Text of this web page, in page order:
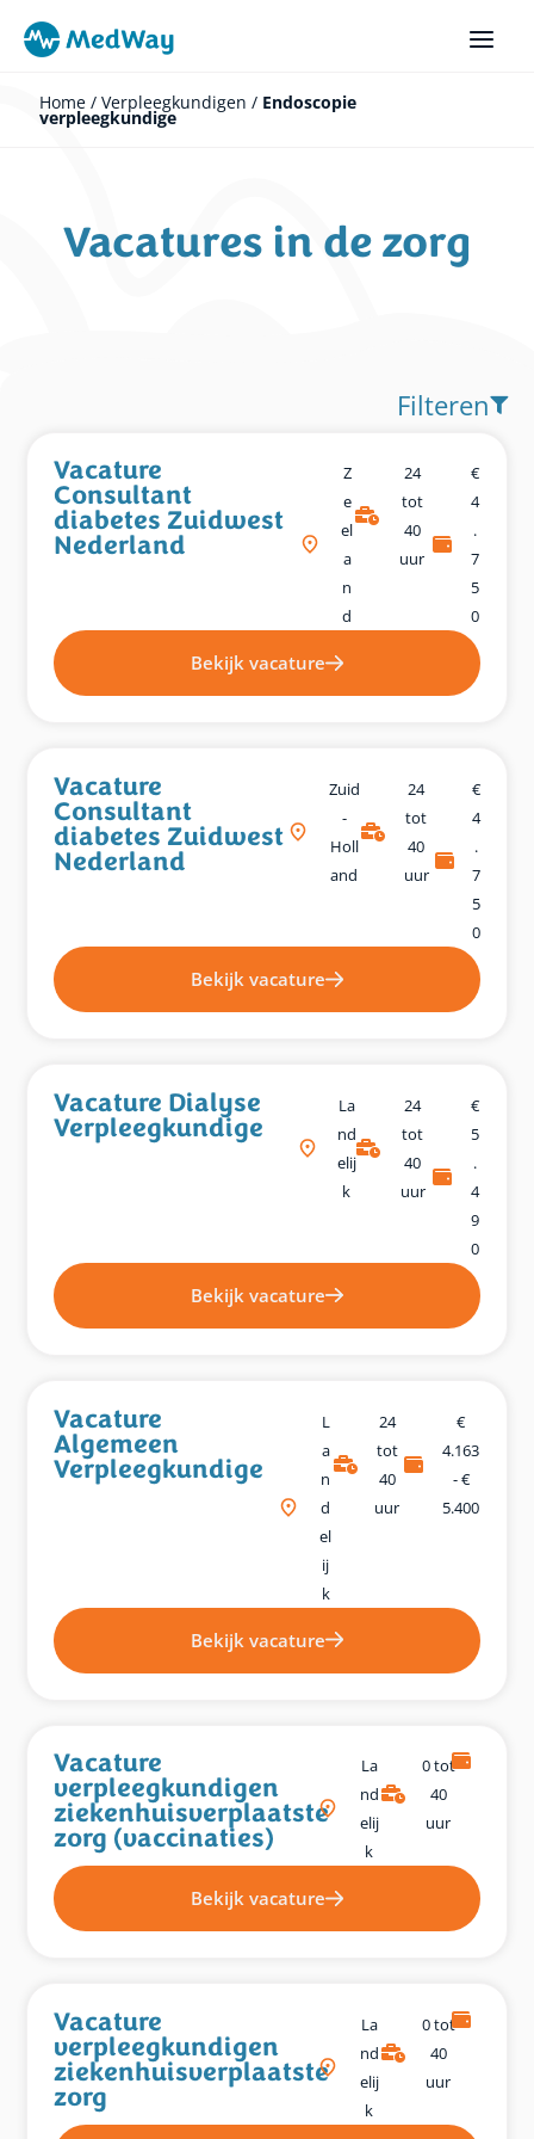
naar
inhoudHome/ Verpleegkundigen / Endoscopie
verpleegkundige
Vacatures in de zorg
Filteren
Vacature
Consultant
diabetes Zuidwest
Nederland
Z
E
El
A
N
D
24
tot
40
uur
€
4
.
7
5
0
Bekijk vacature
Vacature
Consultant
diabetes Zuidwest
Nederland
Zuid
-
Holl
And
24
tot
40
uur
€
4
.
7
5
0
Bekijk vacature
Vacature Dialyse
Verpleegkundige
La
Nd
Elij
K
24
tot
40
uur
€
5
.
4
9
0
Bekijk vacature
Vacature
Algemeen
Verpleegkundige
L
A
N
D
El
Ij
K
24
tot
40
uur
€
4.163
- €
5.400
Bekijk vacature
Vacature
verpleegkundigen
ziekenhuisverplaatste
zorg (vaccinaties)
La
Nd
Elij
K
0 tot
40
uur
Bekijk vacature
Vacature
verpleegkundigen
ziekenhuisverplaatste
zorg
La
Nd
Elij
K
0 tot
40
uur